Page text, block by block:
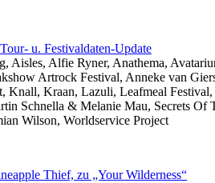
u. Festivaldaten-Update
Aisles, Alfie Ryner, Anathema,
Artrock Festival, Anneke van
Knall, Kraan, Lazuli, Leafmeal
Schnella & Melanie Mau, Secrets Of
Wilson, Worldservice Project
Thief, zu „Your Wilderness“